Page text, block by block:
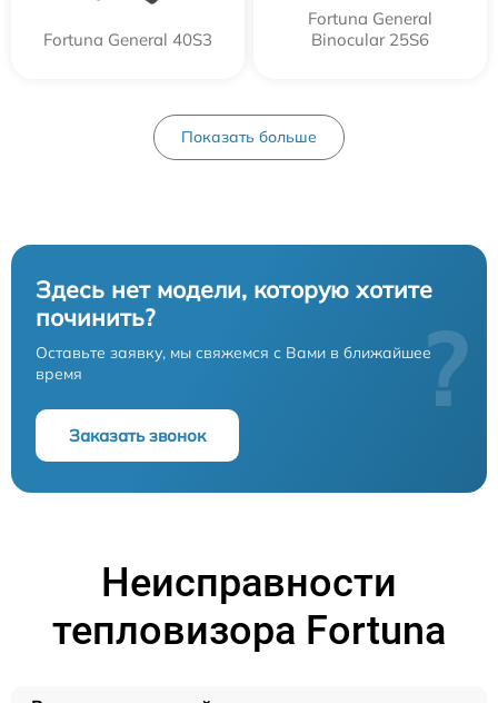
Fortuna General 40S3
Fortuna General
Binocular 25S6
Показать больше
Здесь нет модели, которую хотите
починить?
Оставьте заявку, мы свяжемся с Вами в ближайшее
время
Заказать звонок
?
Неисправности
тепловизора Fortuna